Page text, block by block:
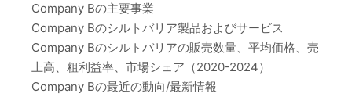
Company Bの主要事業
Company Bのシルトバリア製品およびサービス
Company Bのシルトバリアの販売数量、平均価格、売
上高、粗利益率、市場シェア（2020-2024）
Company Bの最近の動向/最新情報